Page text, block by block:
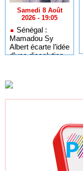
Samedi 8 Août
2026 - 19:05
Sénégal :
Mamadou Sy
Albert écarte l’idée
d’une dissolution